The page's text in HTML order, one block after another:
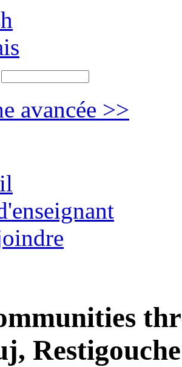
avancée >>
Restigouche